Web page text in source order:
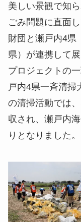
美しい景観で知
ごみ問題に直面
財団と瀬戸内4県
県）が連携して
プロジェクトの
戸内4県一斉清掃
の清掃活動では
収され、瀬戸内
りとなりました。